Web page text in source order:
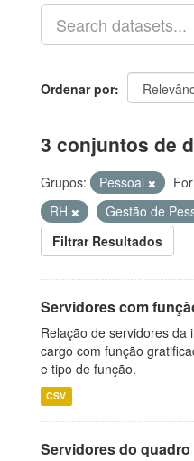
Ordenar por
3 conjuntos de
Grupos: Pessoal
RH
Gestão de
Filtrar Resultados
Servidores com
Relação de servidores da
cargo com função
e tipo de função.
CSV
Servidores do quadro